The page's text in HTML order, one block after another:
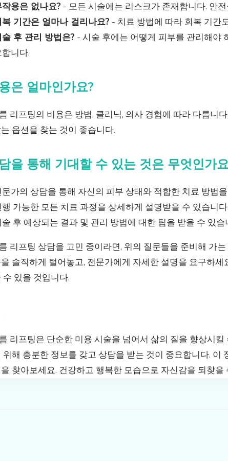
작용은 없나요? - 모든 시술에는 리스크가 존재합니다. 안
복 기간은 얼마나 걸리나요? - 치료 방법에 따라 회복 기간
후 관리 방법은? - 시술 후에는 어떻게 피부를 관리해야
합니다.
은 얼마인가요?
리프팅의 비용은 방법, 클리닉, 의사 경험에 따라 다릅니
옵션을 찾는 것이 좋습니다.
을 통해 기대할 수 있는 것은 무엇인가
문가의 상담을 통해 자신의 피부 상태와 적합한 치료 방법
행 가능한 모든 치료 과정을 상세하게 설명받을 수 있습니다.
후 예상되는 결과 및 관리 방법에 대한 팁을 받을 수 있습
리프팅 상담을 고민 중이라면, 위의 질문들을 준비해 가
솔직하게 털어놓고, 전문가에게 자세한 설명을 요구하
수 있을 것입니다.
리프팅은 단순한 미용 시술을 넘어서 삶의 질을 향상시
위해 충분한 정보를 갖고 상담을 받는 것이 중요합니다. 이
찾아보세요. 건강하고 행복한 모습으로 자신감을 되찾을